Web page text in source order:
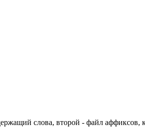
слова, второй - файл аффиксов,